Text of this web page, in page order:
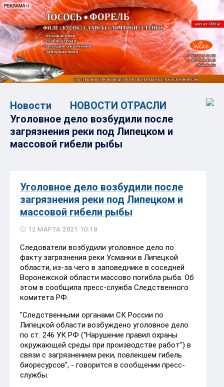
Новости
НОВОСТИ ОТРАСЛИ
Уголовное дело возбудили после
загрязнения реки под Липецком и
массовой гибели рыбы
Уголовное дело возбудили после
загрязнения реки под Липецком и
массовой гибели рыбы
12 МАРТА 2021 10:18
Следователи возбудили уголовное дело по
факту загрязнения реки Усманки в Липецкой
области, из-за чего в заповеднике в соседней
Воронежской области массово погибла рыба. Об
этом в сообщила пресс-служба Следственного
комитета РФ.
"Следственными органами СК России по
Липецкой области возбуждено уголовное дело
по ст. 246 УК РФ ("Нарушение правил охраны
окружающей среды при производстве работ") в
связи с загрязнением реки, повлекшем гибель
биоресурсов", - говорится в сообщении пресс-
службы.